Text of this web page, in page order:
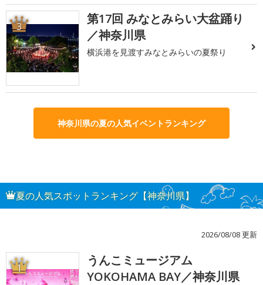
3
第17回 みなとみらい大盆踊り
／神奈川県
横浜港を見渡すみなとみらいの夏祭り
神奈川県の夏の人気イベントランキング
夏の人気スポットランキング【神奈川県】
2026/08/08 更新
1
うんこミュージアム
YOKOHAMA BAY／神奈川県